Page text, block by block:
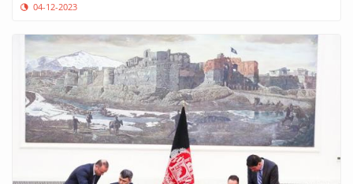
04-12-2023